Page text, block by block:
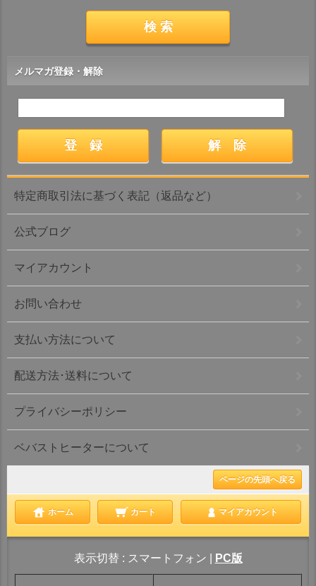
メルマガ登録・解除
特定商取引法に基づく表記（返品など）
公式ブログ
マイアカウント
お問い合わせ
支払い方法について
配送方法･送料について
プライバシーポリシー
ベバストヒーターについて
ページの先頭へ戻る
ホーム カート マイアカウント
表示切替 : スマートフォン PC版